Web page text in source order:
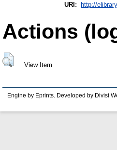
URI:
http://
Actions
View Item
Engine by Eprints. Developed by Divisi